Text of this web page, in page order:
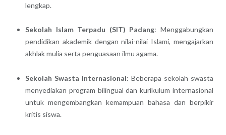
lengkap.
Sekolah Islam Terpadu (SIT) Padang: Menggabungkan
pendidikan akademik dengan nilai-nilai Islami, mengajarkan
akhlak mulia serta penguasaan ilmu agama.
Sekolah Swasta Internasional: Beberapa sekolah swasta
menyediakan program bilingual dan kurikulum internasional
untuk mengembangkan kemampuan bahasa dan berpikir
kritis siswa.